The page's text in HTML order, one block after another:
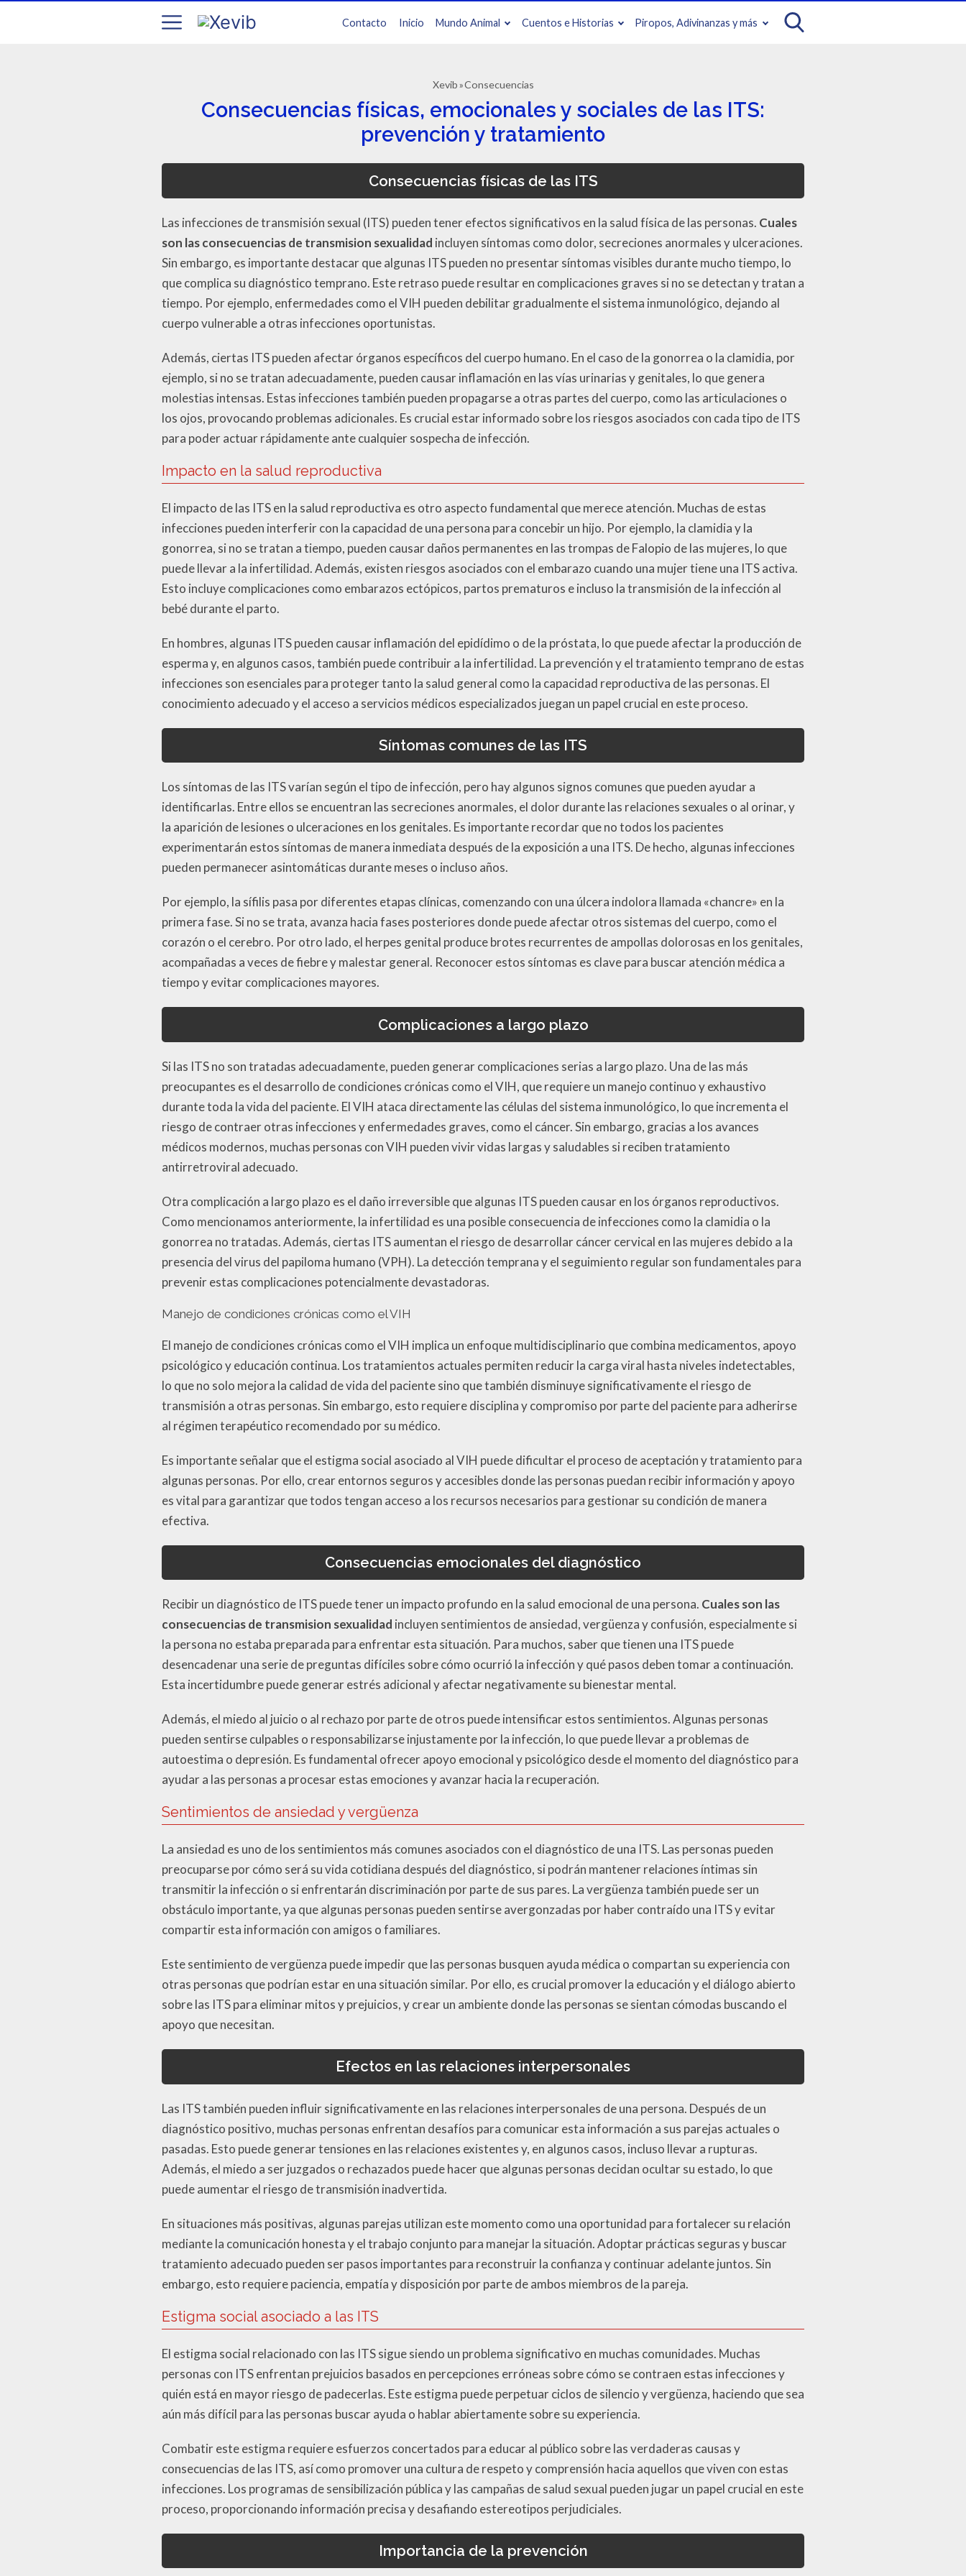
Contacto Inicio Mundo Animal Cuentos e Historias Piropos, Adivinanzas y más
Xevib Consecuencias
Consecuencias físicas, emocionales y sociales de las ITS:
prevención y tratamiento
Consecuencias físicas de las ITS
Las infecciones de transmisión sexual (ITS) pueden tener efectos significativos en la salud física de las personas. Cuales
son las consecuencias de transmision sexualidad incluyen síntomas como dolor, secreciones anormales y ulceraciones.
Sin embargo, es importante destacar que algunas ITS pueden no presentar síntomas visibles durante mucho tiempo, lo
que complica su diagnóstico temprano. Este retraso puede resultar en complicaciones graves si no se detectan y tratan a
tiempo. Por ejemplo, enfermedades como el VIH pueden debilitar gradualmente el sistema inmunológico, dejando al
cuerpo vulnerable a otras infecciones oportunistas.
Además, ciertas ITS pueden afectar órganos específicos del cuerpo humano. En el caso de la gonorrea o la clamidia, por
ejemplo, si no se tratan adecuadamente, pueden causar inflamación en las vías urinarias y genitales, lo que genera
molestias intensas. Estas infecciones también pueden propagarse a otras partes del cuerpo, como las articulaciones o
los ojos, provocando problemas adicionales. Es crucial estar informado sobre los riesgos asociados con cada tipo de ITS
para poder actuar rápidamente ante cualquier sospecha de infección.
Impacto en la salud reproductiva
El impacto de las ITS en la salud reproductiva es otro aspecto fundamental que merece atención. Muchas de estas
infecciones pueden interferir con la capacidad de una persona para concebir un hijo. Por ejemplo, la clamidia y la
gonorrea, si no se tratan a tiempo, pueden causar daños permanentes en las trompas de Falopio de las mujeres, lo que
puede llevar a la infertilidad. Además, existen riesgos asociados con el embarazo cuando una mujer tiene una ITS activa.
Esto incluye complicaciones como embarazos ectópicos, partos prematuros e incluso la transmisión de la infección al
bebé durante el parto.
En hombres, algunas ITS pueden causar inflamación del epidídimo o de la próstata, lo que puede afectar la producción de
esperma y, en algunos casos, también puede contribuir a la infertilidad. La prevención y el tratamiento temprano de estas
infecciones son esenciales para proteger tanto la salud general como la capacidad reproductiva de las personas. El
conocimiento adecuado y el acceso a servicios médicos especializados juegan un papel crucial en este proceso.
Síntomas comunes de las ITS
Los síntomas de las ITS varían según el tipo de infección, pero hay algunos signos comunes que pueden ayudar a
identificarlas. Entre ellos se encuentran las secreciones anormales, el dolor durante las relaciones sexuales o al orinar, y
la aparición de lesiones o ulceraciones en los genitales. Es importante recordar que no todos los pacientes
experimentarán estos síntomas de manera inmediata después de la exposición a una ITS. De hecho, algunas infecciones
pueden permanecer asintomáticas durante meses o incluso años.
Por ejemplo, la sífilis pasa por diferentes etapas clínicas, comenzando con una úlcera indolora llamada «chancre» en la
primera fase. Si no se trata, avanza hacia fases posteriores donde puede afectar otros sistemas del cuerpo, como el
corazón o el cerebro. Por otro lado, el herpes genital produce brotes recurrentes de ampollas dolorosas en los genitales,
acompañadas a veces de fiebre y malestar general. Reconocer estos síntomas es clave para buscar atención médica a
tiempo y evitar complicaciones mayores.
Complicaciones a largo plazo
Si las ITS no son tratadas adecuadamente, pueden generar complicaciones serias a largo plazo. Una de las más
preocupantes es el desarrollo de condiciones crónicas como el VIH, que requiere un manejo continuo y exhaustivo
durante toda la vida del paciente. El VIH ataca directamente las células del sistema inmunológico, lo que incrementa el
riesgo de contraer otras infecciones y enfermedades graves, como el cáncer. Sin embargo, gracias a los avances
médicos modernos, muchas personas con VIH pueden vivir vidas largas y saludables si reciben tratamiento
antirretroviral adecuado.
Otra complicación a largo plazo es el daño irreversible que algunas ITS pueden causar en los órganos reproductivos.
Como mencionamos anteriormente, la infertilidad es una posible consecuencia de infecciones como la clamidia o la
gonorrea no tratadas. Además, ciertas ITS aumentan el riesgo de desarrollar cáncer cervical en las mujeres debido a la
presencia del virus del papiloma humano (VPH). La detección temprana y el seguimiento regular son fundamentales para
prevenir estas complicaciones potencialmente devastadoras.
Manejo de condiciones crónicas como el VIH
El manejo de condiciones crónicas como el VIH implica un enfoque multidisciplinario que combina medicamentos, apoyo
psicológico y educación continua. Los tratamientos actuales permiten reducir la carga viral hasta niveles indetectables,
lo que no solo mejora la calidad de vida del paciente sino que también disminuye significativamente el riesgo de
transmisión a otras personas. Sin embargo, esto requiere disciplina y compromiso por parte del paciente para adherirse
al régimen terapéutico recomendado por su médico.
Es importante señalar que el estigma social asociado al VIH puede dificultar el proceso de aceptación y tratamiento para
algunas personas. Por ello, crear entornos seguros y accesibles donde las personas puedan recibir información y apoyo
es vital para garantizar que todos tengan acceso a los recursos necesarios para gestionar su condición de manera
efectiva.
Consecuencias emocionales del diagnóstico
Recibir un diagnóstico de ITS puede tener un impacto profundo en la salud emocional de una persona. Cuales son las
consecuencias de transmision sexualidad incluyen sentimientos de ansiedad, vergüenza y confusión, especialmente si
la persona no estaba preparada para enfrentar esta situación. Para muchos, saber que tienen una ITS puede
desencadenar una serie de preguntas difíciles sobre cómo ocurrió la infección y qué pasos deben tomar a continuación.
Esta incertidumbre puede generar estrés adicional y afectar negativamente su bienestar mental.
Además, el miedo al juicio o al rechazo por parte de otros puede intensificar estos sentimientos. Algunas personas
pueden sentirse culpables o responsabilizarse injustamente por la infección, lo que puede llevar a problemas de
autoestima o depresión. Es fundamental ofrecer apoyo emocional y psicológico desde el momento del diagnóstico para
ayudar a las personas a procesar estas emociones y avanzar hacia la recuperación.
Sentimientos de ansiedad y vergüenza
La ansiedad es uno de los sentimientos más comunes asociados con el diagnóstico de una ITS. Las personas pueden
preocuparse por cómo será su vida cotidiana después del diagnóstico, si podrán mantener relaciones íntimas sin
transmitir la infección o si enfrentarán discriminación por parte de sus pares. La vergüenza también puede ser un
obstáculo importante, ya que algunas personas pueden sentirse avergonzadas por haber contraído una ITS y evitar
compartir esta información con amigos o familiares.
Este sentimiento de vergüenza puede impedir que las personas busquen ayuda médica o compartan su experiencia con
otras personas que podrían estar en una situación similar. Por ello, es crucial promover la educación y el diálogo abierto
sobre las ITS para eliminar mitos y prejuicios, y crear un ambiente donde las personas se sientan cómodas buscando el
apoyo que necesitan.
Efectos en las relaciones interpersonales
Las ITS también pueden influir significativamente en las relaciones interpersonales de una persona. Después de un
diagnóstico positivo, muchas personas enfrentan desafíos para comunicar esta información a sus parejas actuales o
pasadas. Esto puede generar tensiones en las relaciones existentes y, en algunos casos, incluso llevar a rupturas.
Además, el miedo a ser juzgados o rechazados puede hacer que algunas personas decidan ocultar su estado, lo que
puede aumentar el riesgo de transmisión inadvertida.
En situaciones más positivas, algunas parejas utilizan este momento como una oportunidad para fortalecer su relación
mediante la comunicación honesta y el trabajo conjunto para manejar la situación. Adoptar prácticas seguras y buscar
tratamiento adecuado pueden ser pasos importantes para reconstruir la confianza y continuar adelante juntos. Sin
embargo, esto requiere paciencia, empatía y disposición por parte de ambos miembros de la pareja.
Estigma social asociado a las ITS
El estigma social relacionado con las ITS sigue siendo un problema significativo en muchas comunidades. Muchas
personas con ITS enfrentan prejuicios basados en percepciones erróneas sobre cómo se contraen estas infecciones y
quién está en mayor riesgo de padecerlas. Este estigma puede perpetuar ciclos de silencio y vergüenza, haciendo que sea
aún más difícil para las personas buscar ayuda o hablar abiertamente sobre su experiencia.
Combatir este estigma requiere esfuerzos concertados para educar al público sobre las verdaderas causas y
consecuencias de las ITS, así como promover una cultura de respeto y comprensión hacia aquellos que viven con estas
infecciones. Los programas de sensibilización pública y las campañas de salud sexual pueden jugar un papel crucial en este
proceso, proporcionando información precisa y desafiando estereotipos perjudiciales.
Importancia de la prevención